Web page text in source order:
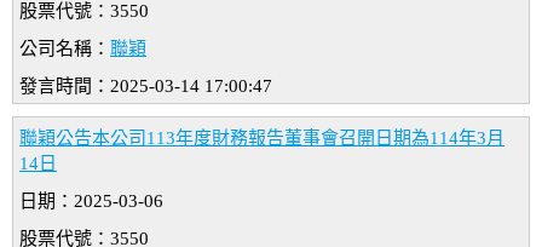
股票代號：3550
公司名稱： 聯穎
發言時間：2025-03-14 17:00:47
聯穎公告本公司113年度財務報告董事會召開日期為114年3月
14日
日期：2025-03-06
股票代號：3550